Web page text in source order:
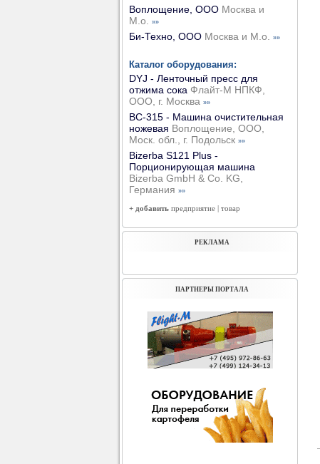
Воплощение, ООО Москва и
М.о.
»»
Би-Техно, ООО Москва и М.о. »»
Каталог оборудования:
DYJ - Ленточный пресс для
отжима сока Флайт-М НПКФ,
ООО, г. Москва »»
ВС-315 - Машина очистительная
ножевая Воплощение, ООО,
Моск. обл., г. Подольск »»
Bizerba S121 Plus -
Порционирующая машина
Bizerba GmbH & Co. KG,
Германия »»
+ добавить предприятие | товар
РЕКЛАМА
ПАРТНЕРЫ ПОРТАЛА